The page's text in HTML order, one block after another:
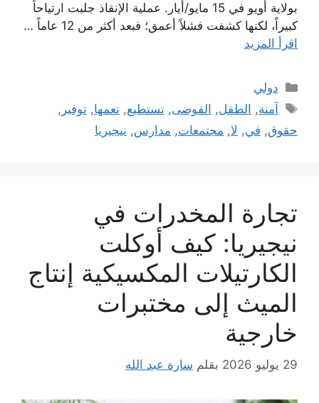
بولاية أويو في 15 مايو/أيار. عملية الإنقاذ جلبت ارتياحاً
كبيراً، لكنها كشفت فشلاً أعمق؛ فبعد أكثر من 12 عاماً …
اقرأ المزيد
التصنيفات
دولي
الوسوم
آمنة, الطفل, الفوضى,تستطيع,تعمها,توفير ,
حقوق, في, لا, مجتمعات, مدارس, نيجيريا
تجارة المخدرات في
نيجيريا: كيف أوكلت
الكارتيلات المكسيكية إنتاج
الميث إلى مختبرات
خارجية
29 يوليو 2026 بقلم سارة عبد الله